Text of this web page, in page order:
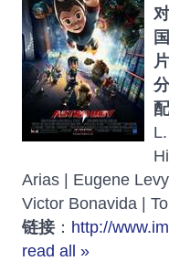
Arias | Eugene
Victor Bonavida |
链接 ： http://
read all »